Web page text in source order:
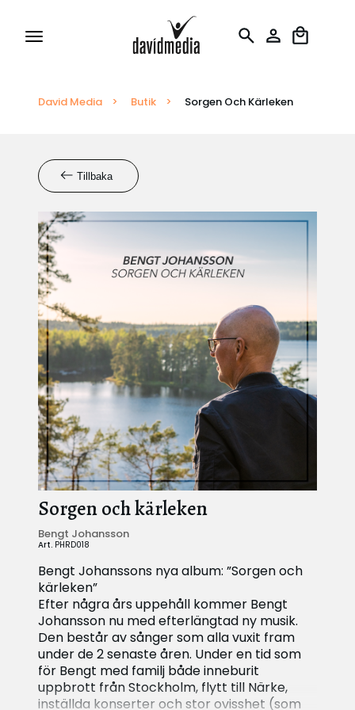
David Media > Butik > Sorgen Och Kärleken
Tillbaka
Sorgen och kärleken
Bengt Johansson
Art. PHRD018
Bengt Johanssons nya album: ”Sorgen och
kärleken”
Efter några års uppehåll kommer Bengt
Johansson nu med efterlängtad ny musik.
Den består av sånger som alla vuxit fram
under de 2 senaste åren. Under en tid som
för Bengt med familj både inneburit
uppbrott från Stockholm, flytt till Närke,
inställda konserter och stor ovisshet (som
Tillstånd och Licenser
Översättningar